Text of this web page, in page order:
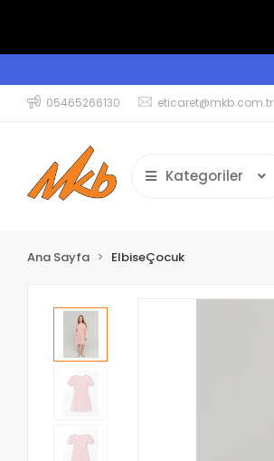
05465266130 eticaret@mkb.com.tr
Kategoriler
Ana Sayfa ElbiseÇocuk